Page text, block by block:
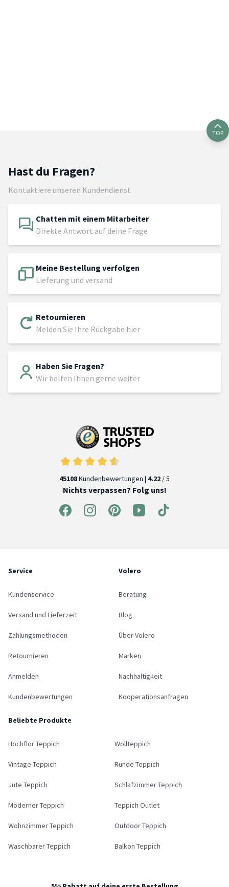
TOP
Hast du Fragen?
Kontaktiere unseren Kundendienst
Chatten mit einem Mitarbeiter
Direkte Antwort auf deine Frage
Meine Bestellung verfolgen
Lieferung und versand
Retournieren
Melden Sie Ihre Rückgabe hier
Haben Sie Fragen?
Wir helfen Ihnen gerne weiter
45108Kundenbewertungen | 4.22 / 5
Nichts verpassen? Folg uns!
Service
Kundenservice
Versand und Lieferzeit
Zahlungsmethoden
Retournieren
Anmelden
Kundenbewertungen
Volero
Beratung
Blog
Über Volero
Marken
Nachhaltigkeit
Kooperationsanfragen
Beliebte Produkte
Hochflor Teppich Wollteppich
Vintage Teppich Runde Teppich
Jute Teppich Schlafzimmer Teppich
Moderner Teppich Teppich Outlet
Wohnzimmer Teppich Outdoor Teppich
Waschbarer Teppich Balkon Teppich